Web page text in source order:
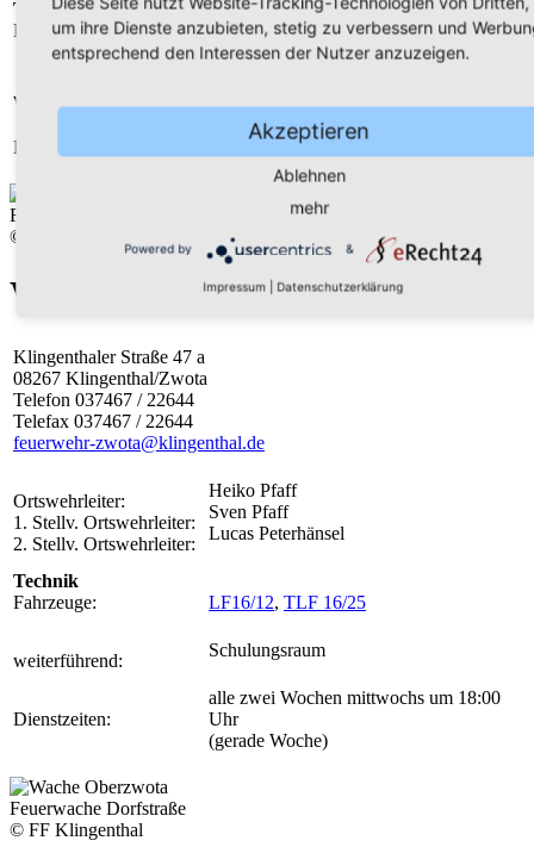
Technik
Fahrzeuge:
TLF 4000,LF8/6 , KdoW
weiterführend:
Dienstzeiten: jede Woche montags um 18:30 Uhr
Feuerwache Klingenthaler Straße
© FF Klingenthal
Wache Zwota
Klingenthaler Straße 47 a
08267 Klingenthal/Zwota
Telefon 037467 / 22644
Telefax 037467 / 22644
feuerwehr-zwota@klingenthal.de
Ortswehrleiter:
1. Stellv. Ortswehrleiter:
2. Stellv. Ortswehrleiter:
Heiko Pfaff
Sven Pfaff
Lucas Peterhänsel
Technik
Fahrzeuge:
LF16/12, TLF 16/25
weiterführend:
Schulungsraum
Dienstzeiten:
alle zwei Wochen mittwochs um 18:00
Uhr
(gerade Woche)
Feuerwache Dorfstraße
© FF Klingenthal
um ihre Dienste anzubieten, stetig zu verbessern und
entsprechend den Interessen der Nutzer anzuzeigen.
Akzeptieren
Ablehnen
mehr
Powered by &
Impressum Datenschutzerklärung